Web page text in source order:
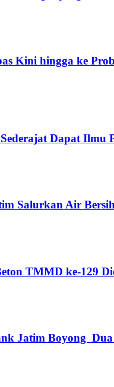
Kini hingga ke
Dapat Ilmu
Salurkan Air
TMMD ke-129
Jatim Boyong